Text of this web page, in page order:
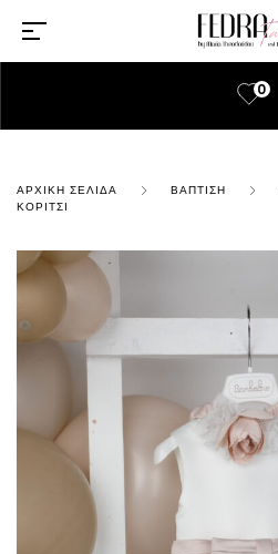
0
ΑΡΧΙΚΉ ΣΕΛΊΔΑ ΒΆΠΤΙΣΗ
ΚΟΡΊΤΣΙ